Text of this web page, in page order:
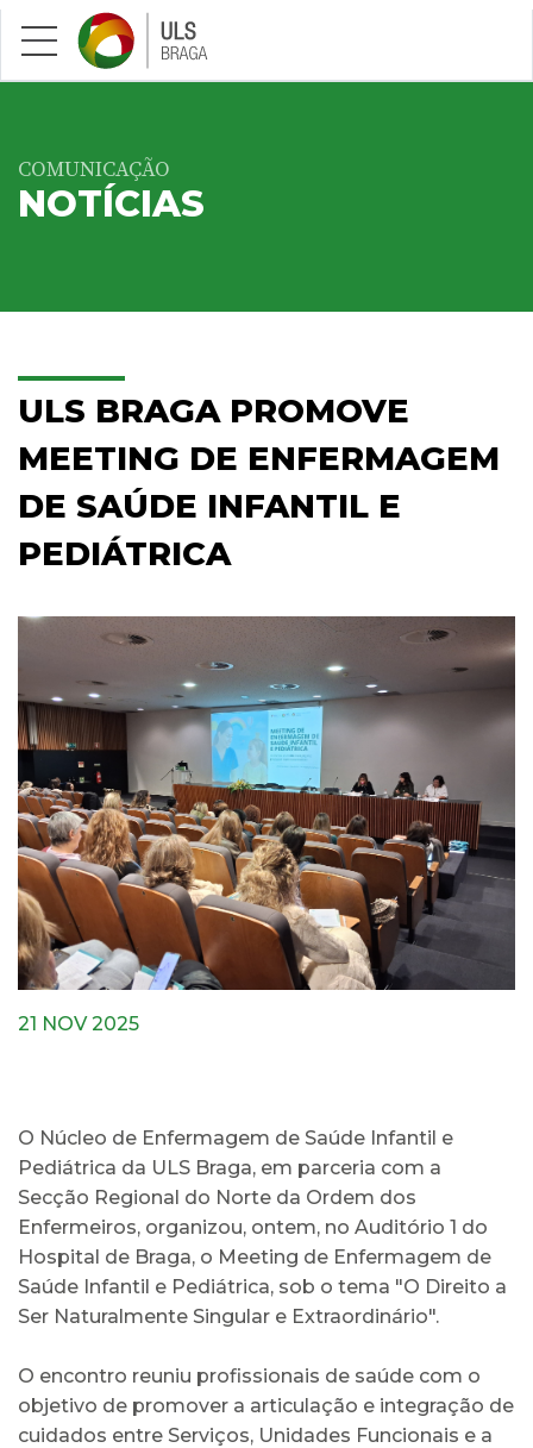
Saltar para conteúdo principal
COMUNICAÇÃO
NOTÍCIAS
ULS BRAGA PROMOVE
MEETING DE ENFERMAGEM
DE SAÚDE INFANTIL E
PEDIÁTRICA
21 NOV 2025
O Núcleo de Enfermagem de Saúde Infantil e
Pediátrica da ULS Braga, em parceria com a
Secção Regional do Norte da Ordem dos
Enfermeiros, organizou, ontem, no Auditório 1 do
Hospital de Braga, o Meeting de Enfermagem de
Saúde Infantil e Pediátrica, sob o tema "O Direito a
Ser Naturalmente Singular e Extraordinário".
O encontro reuniu profissionais de saúde com o
objetivo de promover a articulação e integração de
cuidados entre Serviços, Unidades Funcionais e a